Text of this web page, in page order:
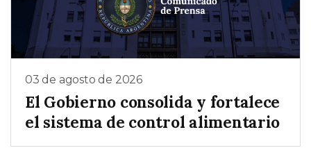
03 de agosto de 2026
El Gobierno consolida y fortalece
el sistema de control alimentario